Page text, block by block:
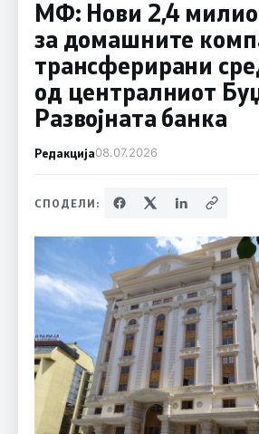
МФ: Нови 2,4
за домашните
трансферирани
од централниот
Развојната банка
Редакција08.07.2026
СПОДЕЛИ: